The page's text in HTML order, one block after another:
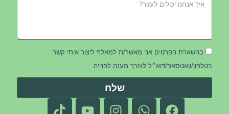
בהשארת הפרטים אני מאשר/ת למאלף ליצור איתי קשר
בטלפון/וואטסאפ/דוא״ל לצורך מענה לפנייה.
שלח